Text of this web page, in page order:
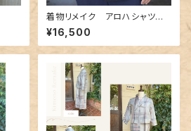
着物リメイク アロハシャツ A
loha-shirts.9
¥16,500